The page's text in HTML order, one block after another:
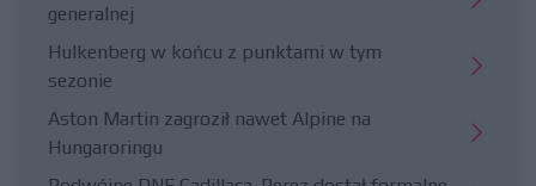
generalnej
Hulkenberg w końcu z punktami w tym
sezonie
Aston Martin zagroził nawet Alpine na
Hungaroringu